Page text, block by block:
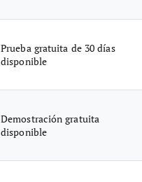
Prueba gratuita de 30 días
disponible
Demostración gratuita
disponible